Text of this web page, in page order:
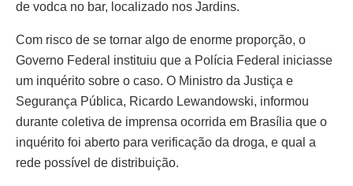
de vodca no bar, localizado nos Jardins.
Com risco de se tornar algo de enorme proporção, o
Governo Federal instituiu que a Polícia Federal iniciasse
um inquérito sobre o caso. O Ministro da Justiça e
Segurança Pública, Ricardo Lewandowski, informou
durante coletiva de imprensa ocorrida em Brasília que o
inquérito foi aberto para verificação da droga, e qual a
rede possível de distribuição.